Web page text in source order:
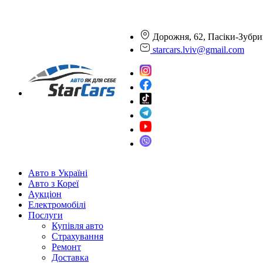
Дорожня, 62, Пасіки-
starcars.lviv@gmail.com
Авто в Україні
Авто з Кореї
Аукціон
Електромобілі
Послуги
Купівля авто
Страхування
Ремонт
Доставка